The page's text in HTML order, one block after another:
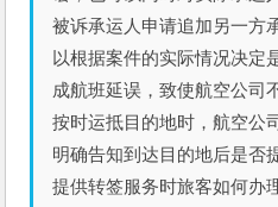
被诉承运人申请追加另一方
以根据案件的实际情况决定
成航班延误，致使航空公司
按时运抵目的地时，航空公
明确告知到达目的地后是否
提供转签服务时旅客如何办